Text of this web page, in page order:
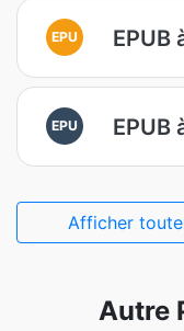
EPU EPUB
EPU EPUB
Afficher
Autre